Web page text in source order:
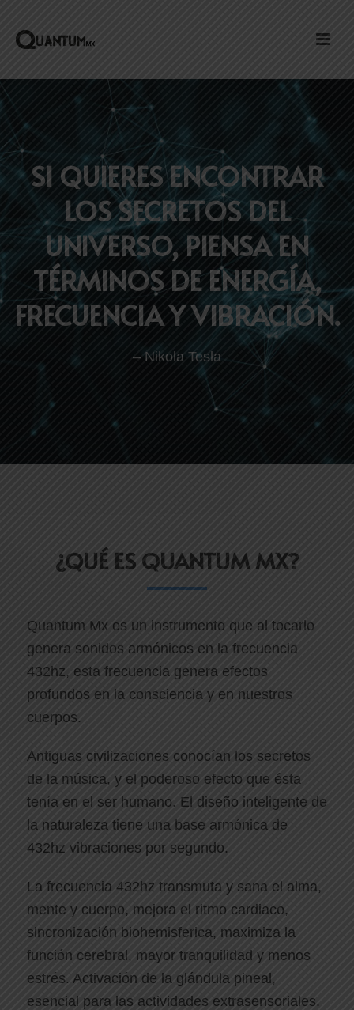
SI QUIERES ENCONTRAR
LOS SECRETOS DEL
UNIVERSO, PIENSA EN
TÉRMINOS DE ENERGÍA,
FRECUENCIA Y VIBRACIÓN.
– Nikola Tesla
¿QUÉ ES QUANTUM MX?
Quantum Mx es un instrumento que al tocarlo
genera sonidos armónicos en la frecuencia
432hz, esta frecuencia genera efectos
profundos en la consciencia y en nuestros
cuerpos.
Antiguas civilizaciones conocían los secretos
de la música, y el poderoso efecto que ésta
tenía en el ser humano. El diseño inteligente de
la naturaleza tiene una base armónica de
432hz vibraciones por segundo.
La frecuencia 432hz transmuta y sana el alma,
mente y cuerpo, mejora el ritmo cardiaco,
sincronización biohemisferica, maximiza la
función cerebral, mayor tranquilidad y menos
estrés. Activación de la glándula pineal,
esencial para las actividades extrasensoriales.